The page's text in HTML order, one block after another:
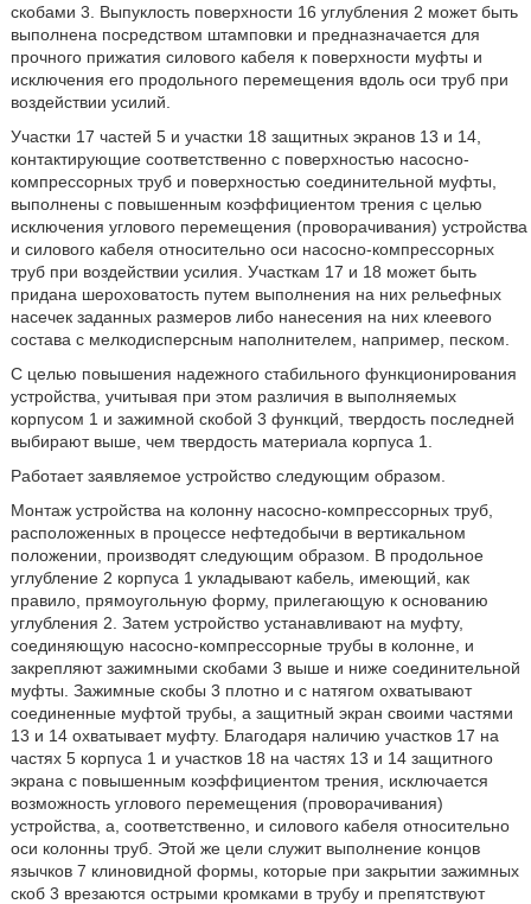
скобами 3. Выпуклость поверхности 16 углубления 2 может быть
выполнена посредством штамповки и предназначается для
прочного прижатия силового кабеля к поверхности муфты и
исключения его продольного перемещения вдоль оси труб при
воздействии усилий.
Участки 17 частей 5 и участки 18 защитных экранов 13 и 14,
контактирующие соответственно с поверхностью насосно-
компрессорных труб и поверхностью соединительной муфты,
выполнены с повышенным коэффициентом трения с целью
исключения углового перемещения (проворачивания) устройства
и силового кабеля относительно оси насосно-компрессорных
труб при воздействии усилия. Участкам 17 и 18 может быть
придана шероховатость путем выполнения на них рельефных
насечек заданных размеров либо нанесения на них клеевого
состава с мелкодисперсным наполнителем, например, песком.
С целью повышения надежного стабильного функционирования
устройства, учитывая при этом различия в выполняемых
корпусом 1 и зажимной скобой 3 функций, твердость последней
выбирают выше, чем твердость материала корпуса 1.
Работает заявляемое устройство следующим образом.
Монтаж устройства на колонну насосно-компрессорных труб,
расположенных в процессе нефтедобычи в вертикальном
положении, производят следующим образом. В продольное
углубление 2 корпуса 1 укладывают кабель, имеющий, как
правило, прямоугольную форму, прилегающую к основанию
углубления 2. Затем устройство устанавливают на муфту,
соединяющую насосно-компрессорные трубы в колонне, и
закрепляют зажимными скобами 3 выше и ниже соединительной
муфты. Зажимные скобы 3 плотно и с натягом охватывают
соединенные муфтой трубы, а защитный экран своими частями
13 и 14 охватывает муфту. Благодаря наличию участков 17 на
частях 5 корпуса 1 и участков 18 на частях 13 и 14 защитного
экрана с повышенным коэффициентом трения, исключается
возможность углового перемещения (проворачивания)
устройства, а, соответственно, и силового кабеля относительно
оси колонны труб. Этой же цели служит выполнение концов
язычков 7 клиновидной формы, которые при закрытии зажимных
скоб 3 врезаются острыми кромками в трубу и препятствуют